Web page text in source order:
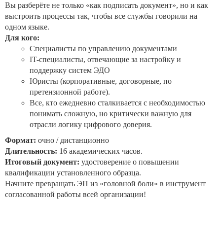
Вы разберёте не только «как подписать документ», но и как
выстроить процессы так, чтобы все службы говорили на
одном языке.
Для кого:
Специалисты по управлению документами
IT-специалисты, отвечающие за настройку и
поддержку систем ЭДО
Юристы (корпоративные, договорные, по
претензионной работе).
Все, кто ежедневно сталкивается с необходимостью
понимать сложную, но критически важную для
отрасли логику цифрового доверия.
Формат: очно / дистанционно
Длительность: 16 академических часов.
Итоговый документ: удостоверение о повышении
квалификации установленного образца.
Начните превращать ЭП из «головной боли» в инструмент
согласованной работы всей организации!